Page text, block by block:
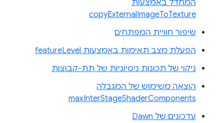
המחדל באמצעות
copyExternalImageToTexture
שיפור חוויית המפתחים
הפעלת מצב תאימות באמצעות featureLevel
ניקוי של תכונות ניסיוניות של תת-קבוצות
הוצאה משימוש של המגבלה
maxInterStageShaderComponents
עדכונים של Dawn